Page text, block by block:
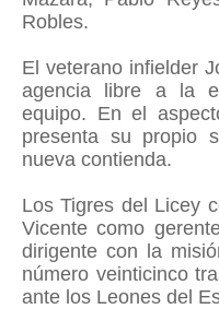
Robles.
El veterano infielder
agencia libre a la
equipo. En el
presenta su propio
nueva contienda.
Los Tigres del Licey
Vicente como
dirigente con la
número veinticinco
ante los Leones del